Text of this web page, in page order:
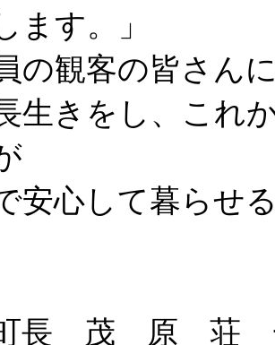
ます。」
の観客の皆さん
生きをし、これ
安心して暮らせ
町長 茂 原 荘